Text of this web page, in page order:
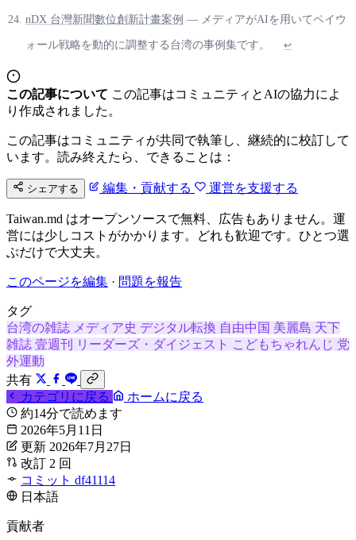
nDX 台灣新聞數位創新計畫案例 — メディアがAIを用いてペイウ
ォール戦略を動的に調整する台湾の事例集です。 ↩
この記事について この記事はコミュニティとAIの協力によ
り作成されました。
この記事はコミュニティが共同で執筆し、継続的に校訂して
います。読み終えたら、できることは：
シェアする 編集・貢献する 運営を支援する
Taiwan.md はオープンソースで無料、広告もありません。運
営には少しコストがかかります。どれも歓迎です。ひとつ選
ぶだけで大丈夫。
このページを編集 · 問題を報告
タグ
台湾の雑誌 メディア史 デジタル転換 自由中国 美麗島 天下
雑誌 壹週刊 リーダーズ・ダイジェスト こどもちゃれんじ 党
外運動
共有
カテゴリに戻る
ホームに戻る
約14分で読めます
2026年5月11日
更新 2026年7月27日
改訂 2 回
コミット df41114
日本語
貢献者